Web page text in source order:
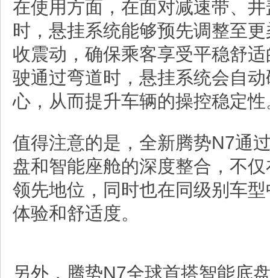
在使用方面，在面对减速带、
时，悬挂系统能够预先调整至
收震动，确保乘客享受平稳舒
驶通过弯道时，悬挂系统会自
心，从而提升车辆的操控稳定性
值得注意的是，全新腾势N7通
盘和智能座舱的深度整合，不
领先地位，同时也在同级别车
体验和舒适度。
另外，腾势N7全球首搭智能底